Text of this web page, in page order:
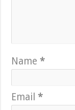
Name*
Email*